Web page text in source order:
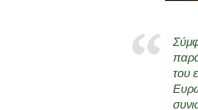
του